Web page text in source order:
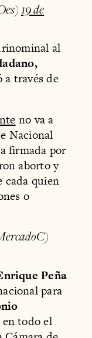
19 de
al
a través de
no va a
Nacional
firmada por
aborto y
cada quien
o
Peña
para
todo el